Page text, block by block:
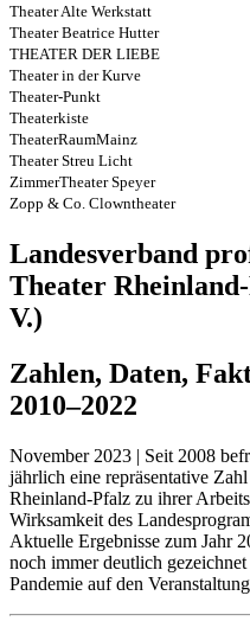
Theater Alte Werkstatt
Theater Beatrice Hutter
THEATER DER LIEBE
Theater in der Kurve
Theater-Punkt
Theaterkiste
TheaterRaumMainz
Theater Streu Licht
ZimmerTheater Speyer
Zopp & Co. Clowntheater
Landesverband
Theater
V.)
Zahlen, Daten,
2010–2022
November 2023 | Seit 2008
jährlich eine repräsentative
Rheinland-Pfalz zu ihrer
Wirksamkeit des
Aktuelle Ergebnisse zum Jahr
noch immer deutlich
Pandemie auf den